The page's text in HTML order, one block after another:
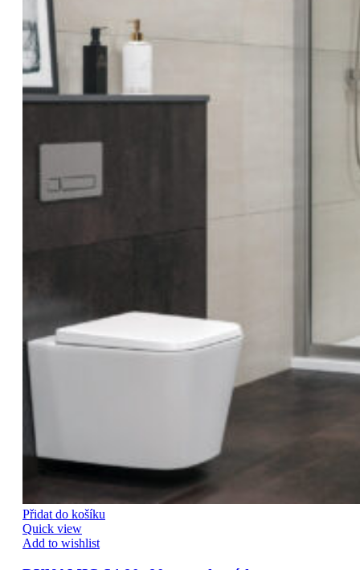
Přidat do košíku
Quick view
Add to wishlist